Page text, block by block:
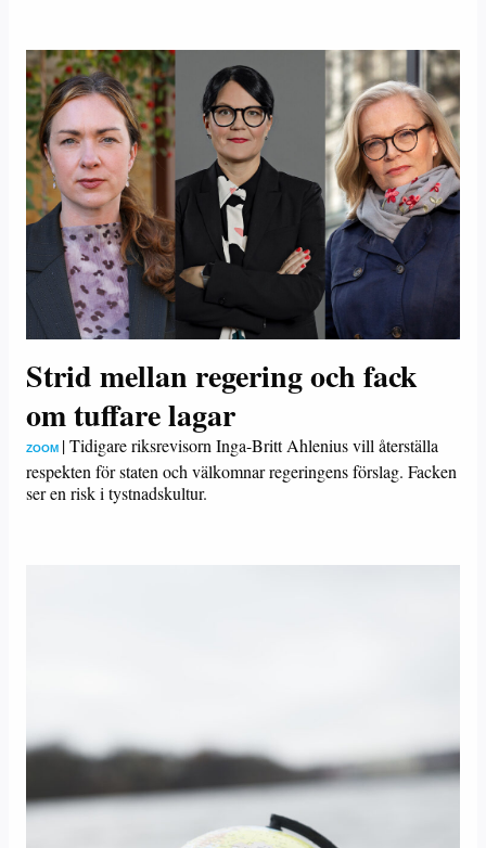
Strid mellan regering och fack
om tuffare lagar
ZOOM |Tidigare riksrevisorn Inga-Britt Ahlenius vill återställa
respekten för staten och välkomnar regeringens förslag. Facken
ser en risk i tystnadskultur.